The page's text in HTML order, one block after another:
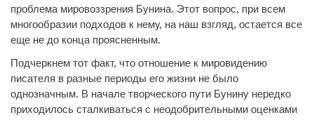
проблема мировоззрения Бунина. Этот вопрос, при всем
многообразии подходов к нему, на наш взгляд, остается все
еще не до конца проясненным.
Подчеркнем тот факт, что отношение к мировидению
писателя в разные периоды его жизни не было
однозначным. В начале творческого пути Бунину нередко
приходилось сталкиваться с неодобрительными оценками